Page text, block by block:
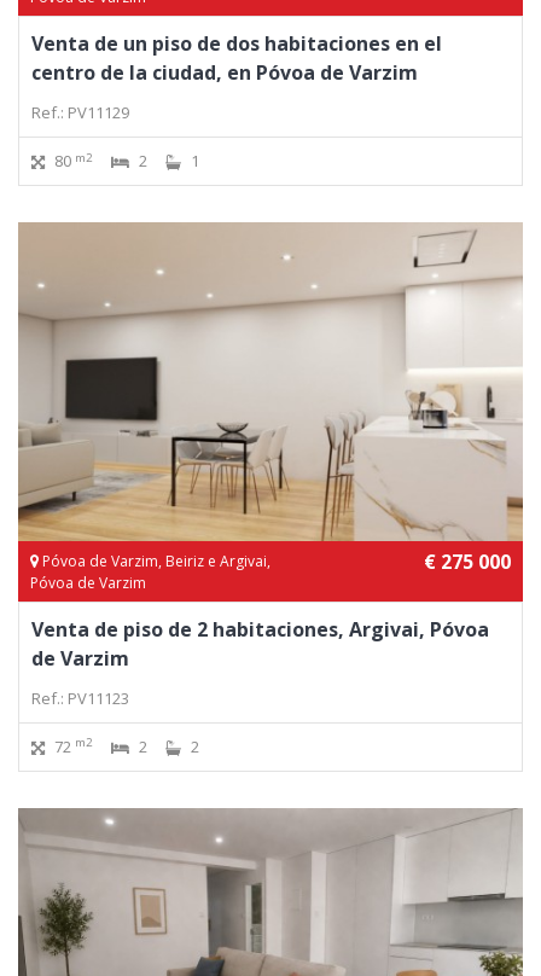
Venta de un piso de dos habitaciones en el
centro de la ciudad, en Póvoa de Varzim
Ref.: PV11129
80 m2 2 1
Póvoa de Varzim, Beiriz e Argivai,
Póvoa de Varzim
€ 275 000
Venta de piso de 2 habitaciones, Argivai, Póvoa
de Varzim
Ref.: PV11123
72 m2 2 2